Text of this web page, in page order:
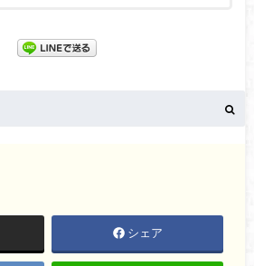
シェア